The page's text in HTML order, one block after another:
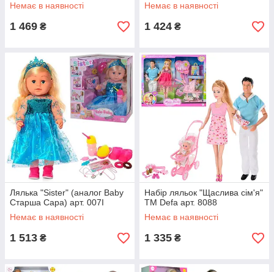
Немає в наявності
1 469 ₴
Немає в наявності
1 424 ₴
Лялька "Sister" (аналог Baby
Старша Сара) арт. 007I
Немає в наявності
1 513 ₴
Набір ляльок "Щаслива сім'я"
TM Defa арт. 8088
Немає в наявності
1 335 ₴